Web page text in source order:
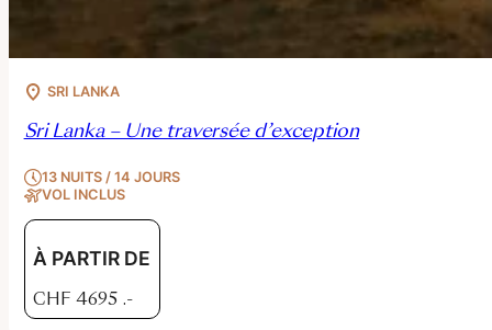
SRI LANKA
Sri Lanka – Une traversée d’exception
13 NUITS / 14 JOURS
VOL INCLUS
À PARTIR DE
CHF 4695 .-